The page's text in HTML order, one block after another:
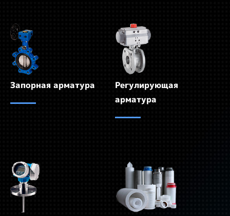
Запорная арматура
Регулирующая
арматура